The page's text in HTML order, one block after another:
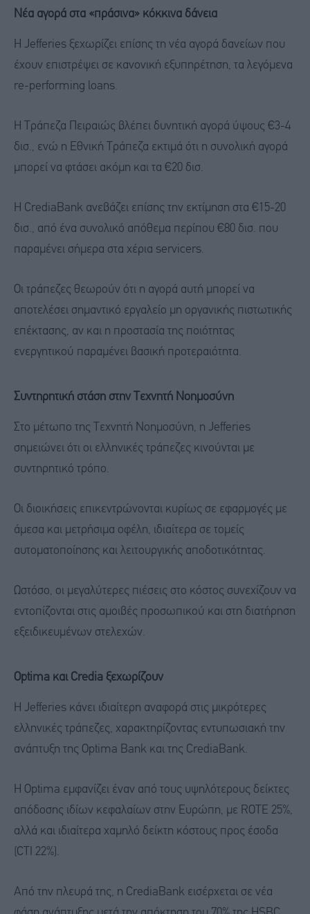
Νέα αγορά στα «πράσινα» κόκκινα δάνεια
Η Jefferies ξεχωρίζει επίσης τη νέα αγορά δανείων που
έχουν επιστρέψει σε κανονική εξυπηρέτηση, τα λεγόμενα
re-performing loans.
Η Τράπεζα Πειραιώς βλέπει δυνητική αγορά ύψους €3-4
δισ., ενώ η Εθνική Τράπεζα εκτιμά ότι η συνολική αγορά
μπορεί να φτάσει ακόμη και τα €20 δισ.
Η CrediaBank ανεβάζει επίσης την εκτίμηση στα €15-20
δισ., από ένα συνολικό απόθεμα περίπου €80 δισ. που
παραμένει σήμερα στα χέρια servicers.
Οι τράπεζες θεωρούν ότι η αγορά αυτή μπορεί να
αποτελέσει σημαντικό εργαλείο μη οργανικής πιστωτικής
επέκτασης, αν και η προστασία της ποιότητας
ενεργητικού παραμένει βασική προτεραιότητα.
Συντηρητική στάση στην Τεχνητή Νοημοσύνη
Στο μέτωπο της Τεχνητή Νοημοσύνη, η Jefferies
σημειώνει ότι οι ελληνικές τράπεζες κινούνται με
συντηρητικό τρόπο.
Οι διοικήσεις επικεντρώνονται κυρίως σε εφαρμογές με
άμεσα και μετρήσιμα οφέλη, ιδιαίτερα σε τομείς
αυτοματοποίησης και λειτουργικής αποδοτικότητας.
Ωστόσο, οι μεγαλύτερες πιέσεις στο κόστος συνεχίζουν να
εντοπίζονται στις αμοιβές προσωπικού και στη διατήρηση
εξειδικευμένων στελεχών.
Optima και Credia ξεχωρίζουν
Η Jefferies κάνει ιδιαίτερη αναφορά στις μικρότερες
ελληνικές τράπεζες, χαρακτηρίζοντας εντυπωσιακή την
ανάπτυξη της Optima Bank και της CrediaBank.
Η Optima εμφανίζει έναν από τους υψηλότερους δείκτες
απόδοσης ιδίων κεφαλαίων στην Ευρώπη, με ROTE 25%,
αλλά και ιδιαίτερα χαμηλό δείκτη κόστους προς έσοδα
(CTI 22%).
Από την πλευρά της, η CrediaBank εισέρχεται σε νέα